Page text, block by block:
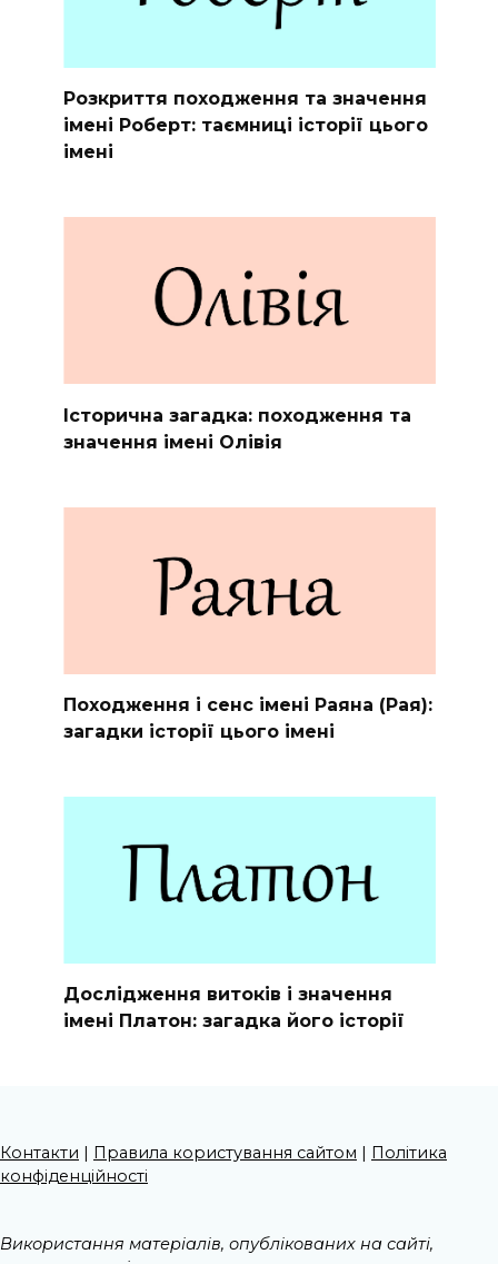
Розкриття походження та значення
імені Роберт: таємниці історії цього
імені
Історична загадка: походження та
значення імені Олівія
Походження і сенс імені Раяна (Рая):
загадки історії цього імені
Дослідження витоків і значення
імені Платон: загадка його історії
Контакти Правила користування сайтом
Політика
конфіденційності
Використання матеріалів, опублікованих на сайті,